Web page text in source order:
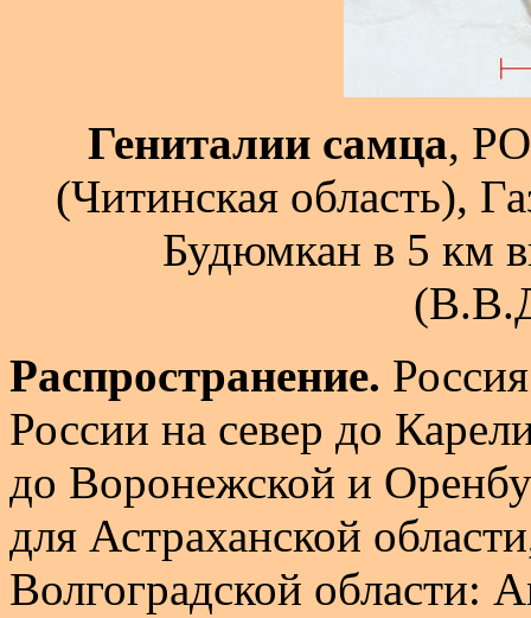
Гениталии самца,
(Читинская область),
Будюмкан в 5 км
Распространение.
России на север до
до Воронежской и
для Астраханской
Волгоградской области: